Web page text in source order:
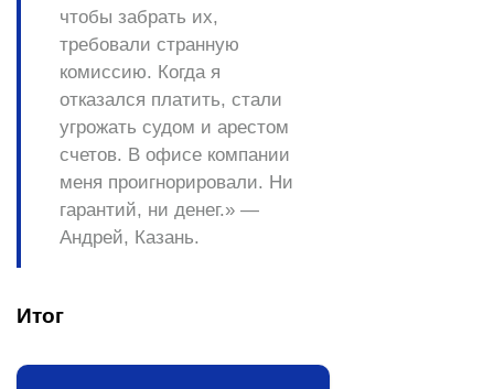
чтобы забрать их,
требовали странную
комиссию. Когда я
отказался платить, стали
угрожать судом и арестом
счетов. В офисе компании
меня проигнорировали. Ни
гарантий, ни денег.» —
Андрей, Казань.
Итог